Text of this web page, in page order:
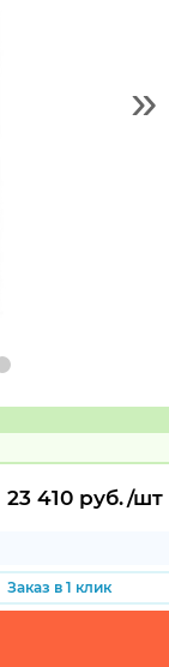
»
Код:
1124158
23 410 руб./шт
Заказ в 1 клик